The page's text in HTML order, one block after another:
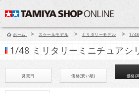
ホーム > スケールモデル > ミリタリーモデル > 1/48
1/48 ミリタリーミニチュアシ
発売日 価格(安い順) 価格(